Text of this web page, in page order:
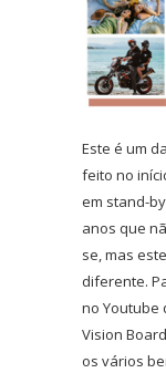
Este é um
feito no
em stand-
anos que
se, mas
diferente.
no Youtube
Vision
os vários